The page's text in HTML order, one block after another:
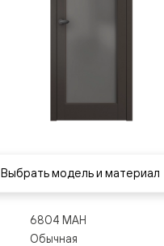
6804 МАН
Обычная
Выбрать модель и материал